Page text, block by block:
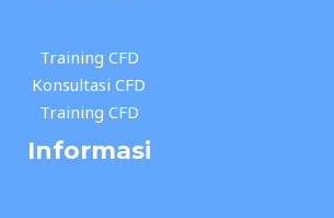
Training CFD
Konsultasi CFD
Training CFD
Informasi